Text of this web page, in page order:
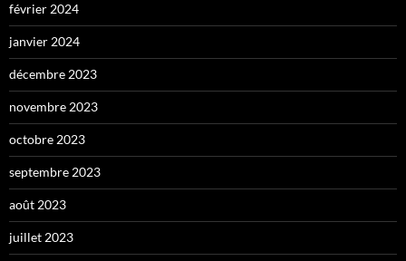
février 2024
janvier 2024
décembre 2023
novembre 2023
octobre 2023
septembre 2023
août 2023
juillet 2023